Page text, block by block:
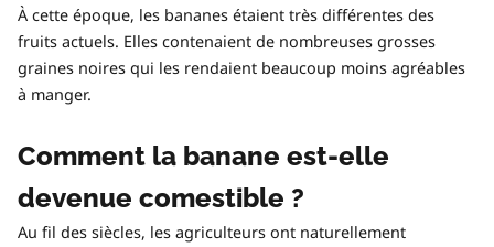
À cette époque, les bananes étaient très différentes des
fruits actuels. Elles contenaient de nombreuses grosses
graines noires qui les rendaient beaucoup moins agréables
à manger.
Comment la banane est-elle
devenue comestible ?
Au fil des siècles, les agriculteurs ont naturellement